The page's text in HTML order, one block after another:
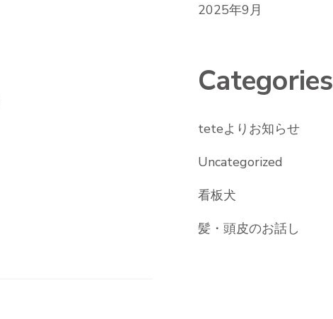
2025年9月
Categories
teteよりお知らせ
Uncategorized
看板犬
髪・頭皮のお話し